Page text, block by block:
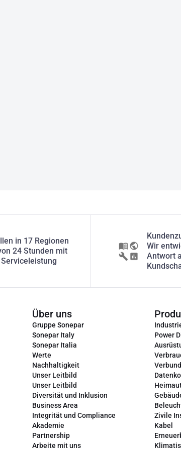
in 17 Regionen
24 Stunden mit
Wir
Antwort
Über uns
Gruppe Sonepar
Sonepar Italy
Sonepar Italia
Werte
Nachhaltigkeit
Unser Leitbild
Unser Leitbild
Diversität und Inklusion
Business Area
Integrität und Compliance
Akademie
Partnership
Arbeite mit uns
Power
Zivile
Kabel